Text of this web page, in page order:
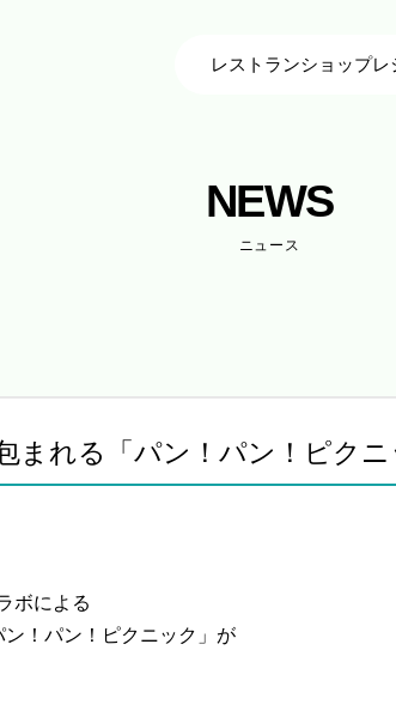
レストランショップレ
NEWS
ニュース
れる「パン！パン！ピクニ
ボによる
！パン！ピクニック」が